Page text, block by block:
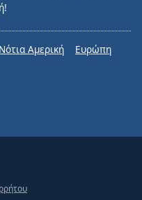
Νότια Αμερική
Ευρώπη